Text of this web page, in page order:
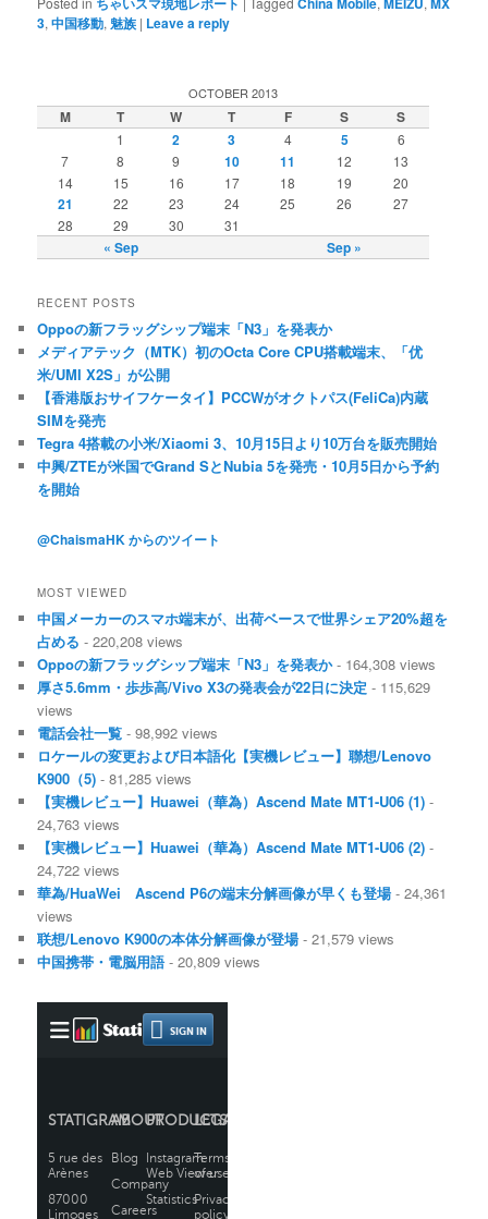
3,中国移動, 魅族 | Leave a reply
OCTOBER 2013
M T W T F S S
« Sep Sep »
1 2 3 4 5
6
7
8 9 10 11 12
13
14
15 16 17 18 19 20
21 22 23 24 25 26
27
28
29 30 31
RECENT POSTS
Oppoの新フラッグシップ端末「N3」を発表か
メディアテック（MTK）初のOcta Core CPU搭載端末、「优
米/UMI X2S」が公開
【香港版おサイフケータイ】PCCWがオクトパス(FeliCa)内蔵
SIMを発売
Tegra 4搭載の小米/Xiaomi 3、10月15日より10万台を販売開始
中興/ZTEが米国でGrand SとNubia 5を発売・10月5日から予約
を開始
@ChaismaHK からのツイート
MOST VIEWED
中国メーカーのスマホ端末が、出荷ベースで世界シェア20%超を
占める - 220,208 views
Oppoの新フラッグシップ端末「N3」を発表か- 164,308 views
厚さ5.6mm・歩歩高/Vivo X3の発表会が22日に決定 - 115,629
views
電話会社一覧 - 98,992 views
ロケールの変更および日本語化【実機レビュー】聯想/Lenovo
K900（5) - 81,285 views
【実機レビュー】Huawei（華為）Ascend Mate MT1-U06 (1) -
24,763 views
【実機レビュー】Huawei（華為）Ascend Mate MT1-U06 (2) -
24,722 views
華為/HuaWei Ascend P6の端末分解画像が早くも登場- 24,361
views
联想/Lenovo K900の本体分解画像が登場- 21,579 views
中国携帯・電脳用語- 20,809 views